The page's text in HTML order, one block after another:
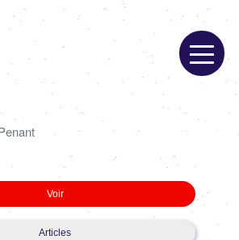
Aller
contenu
principal
Voir
Articles